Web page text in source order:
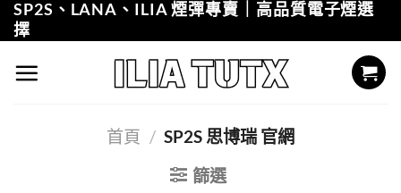
Skip
to
content
SP2S、LANA、ILIA 煙彈專賣｜高品質電子煙選
擇
首頁 / SP2S 思博瑞 官網
篩選